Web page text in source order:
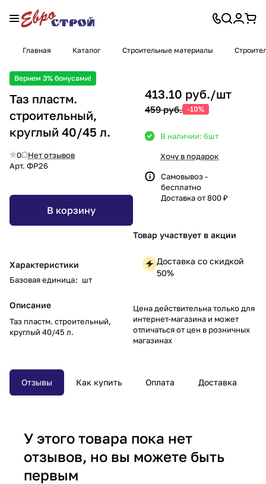
Главная Каталог Строительные материалы
Вернем 3% бонусами!
Таз пластм.
строительный,
круглый 40/45 л.
0
Нет отзывов
Арт. ФР26
В корзину
Характеристики
Базовая единица: шт
Описание
Таз пластм. строительный,
круглый 40/45 л.
413.10 руб./шт
459 руб. -10%
В наличии: 6шт
Хочу в подарок
Самовывоз -
бесплатно
Доставка от 800 ₽
Товар участвует в акции
Доставка со скидкой
50%
Цена действительна только для
интернет-магазина и может
отличаться от цен в розничных
магазинах
Отзывы Как купить Оплата Доставка
У этого товара пока нет
отзывов, но вы можете быть
первым